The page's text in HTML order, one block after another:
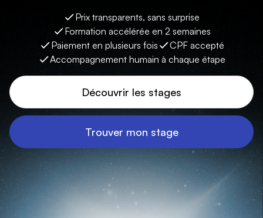
Prix transparents, sans surprise
Formation accélérée en 2 semaines
Paiement en plusieurs fois
CPF accepté
Accompagnement humain à chaque étape
Découvrir les stages
Trouver mon stage